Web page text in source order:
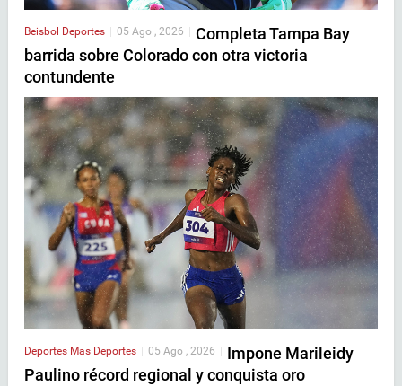
Beisbol Deportes 05 Ago , 2026
Completa Tampa Bay
barrida sobre Colorado con otra victoria
contundente
Deportes Mas Deportes 05 Ago , 2026
Impone Marileidy
Paulino récord regional y conquista oro